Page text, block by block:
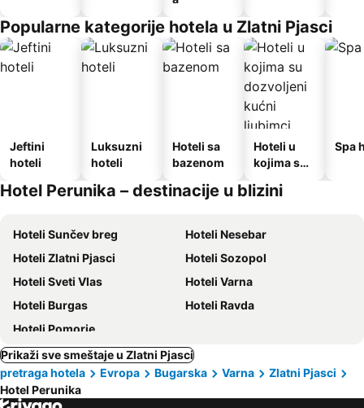
Popularne kategorije hotela u Zlatni Pjasci
Jeftini
hoteli
Luksuzni
hoteli
Hoteli sa
bazenom
Hoteli u
kojima su
kućni
Spa
Hotel Perunika – destinacije u blizini
Hoteli Sunčev breg
Hoteli Nesebar
Hoteli Zlatni Pjasci
Hoteli Sozopol
Hoteli Sveti Vlas
Hoteli Varna
Hoteli Burgas
Hoteli Ravda
Hoteli Pomorie
Prikaži sve smeštaje u Zlatni Pjasci
pretraga hotela
Evropa Bugarska Varna
Zlatni Pjasci
Hotel Perunika